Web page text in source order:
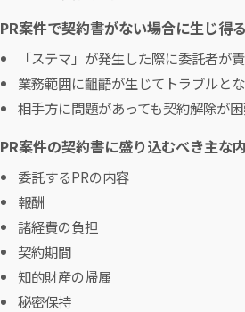
PR案件で契約書がない場合に生じ得
「ステマ」が発生した際に委託者が
業務範囲に齟齬が生じてトラブルと
相手方に問題があっても契約解除が
PR案件の契約書に盛り込むべき主な
委託するPRの内容
報酬
諸経費の負担
契約期間
知的財産の帰属
秘密保持